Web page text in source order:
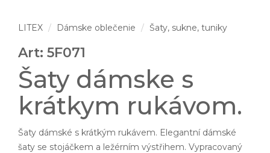
LITEX Dámske oblečenie Šaty, sukne, tuniky
Art: 5F071
Šaty dámske s
krátkym rukávom.
Šaty dámské s krátkým rukávem. Elegantní dámské
šaty se stojáčkem a ležérním výstřihem. Vypracovaný